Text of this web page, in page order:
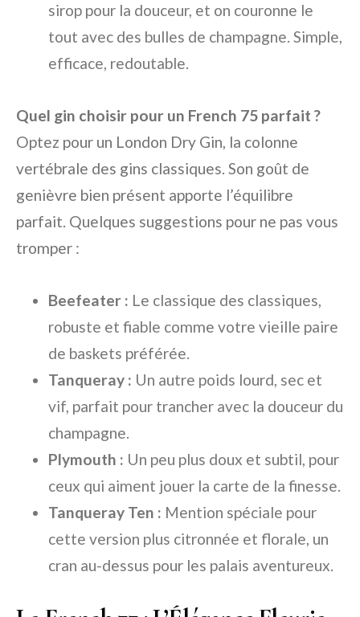
sirop pour la douceur, et on couronne le
tout avec des bulles de champagne. Simple,
efficace, redoutable.
Quel gin choisir pour un French 75 parfait ?
Optez pour un London Dry Gin, la colonne
vertébrale des gins classiques. Son goût de
genièvre bien présent apporte l’équilibre
parfait. Quelques suggestions pour ne pas vous
tromper :
Beefeater : Le classique des classiques,
robuste et fiable comme votre vieille paire
de baskets préférée.
Tanqueray : Un autre poids lourd, sec et
vif, parfait pour trancher avec la douceur du
champagne.
Plymouth : Un peu plus doux et subtil, pour
ceux qui aiment jouer la carte de la finesse.
Tanqueray Ten : Mention spéciale pour
cette version plus citronnée et florale, un
cran au-dessus pour les palais aventureux.